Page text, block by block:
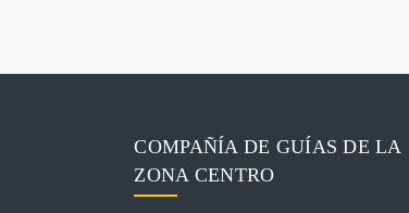
COMPAÑÍA DE GUÍAS DE LA
ZONA CENTRO